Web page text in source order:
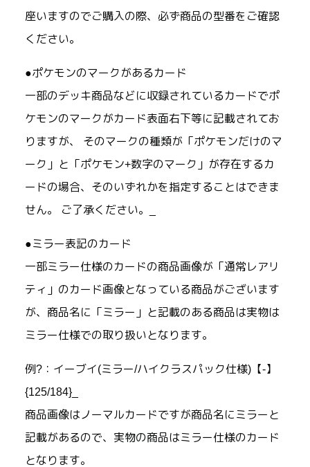
座いますのでご購入の際、必ず商品の型番をご確認
ください。
●ポケモンのマークがあるカード
一部のデッキ商品などに収録されているカードでポ
ケモンのマークがカード表面右下等に記載されてお
りますが、 そのマークの種類が「ポケモンだけのマ
ーク」と「ポケモン+数字のマーク」が存在するカ
ードの場合、そのいずれかを指定することはできま
せん。 ご了承ください。_
●ミラー表記のカード
一部ミラー仕様のカードの商品画像が「通常レアリ
ティ」のカード画像となっている商品がございます
が、商品名に「ミラー」と記載のある商品は実物は
ミラー仕様での取り扱いとなります。
例?：イーブイ(ミラー/ハイクラスパック仕様)【-】
{125/184}_
商品画像はノーマルカードですが商品名にミラーと
記載があるので、実物の商品はミラー仕様のカード
となります。